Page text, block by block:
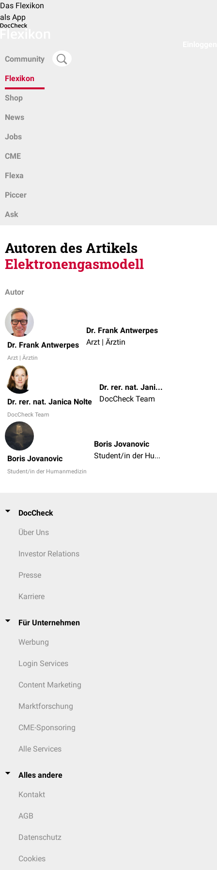
Das Flexikon
als App
Community
Flexikon
Shop
News
Jobs
CME
Flexa
Piccer
Ask
Autoren des Artikels
Elektronengasmodell
Autor
Dr. Frank Antwerpes
Arzt | Ärztin
Dr. Frank Antwerpes
Arzt | Ärztin
Dr. rer. nat. Janica Nolte
DocCheck Team
Dr. rer. nat. Janica Nolte
DocCheck Team
Boris Jovanovic
Student/in der Humanmedizin
Boris Jovanovic
Student/in der Humanmedizin
DocCheck
Über Uns
Investor Relations
Presse
Karriere
Für Unternehmen
Werbung
Login Services
Content Marketing
Marktforschung
CME-Sponsoring
Alle Services
Alles andere
Kontakt
AGB
Datenschutz
Cookies